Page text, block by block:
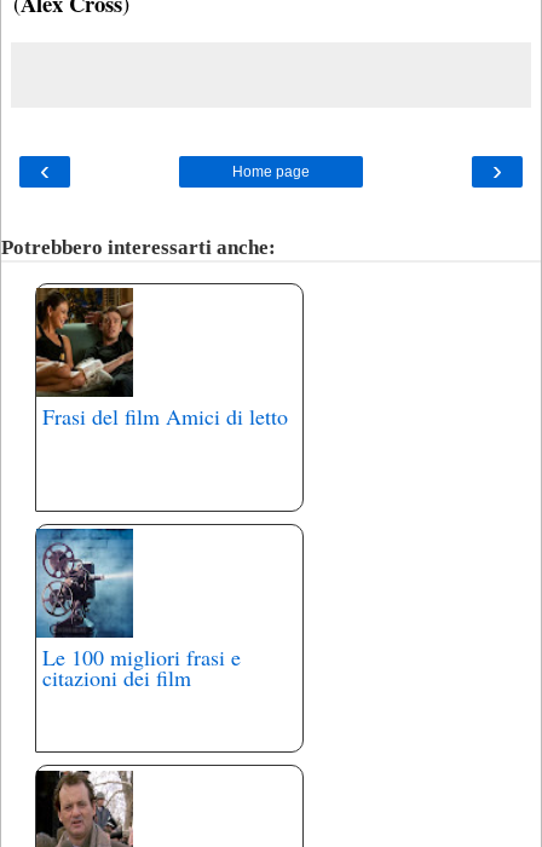
‹ ›
Home page
Potrebbero interessarti anche:
Frasi del film Amici di letto
Le 100 migliori frasi e
citazioni dei film